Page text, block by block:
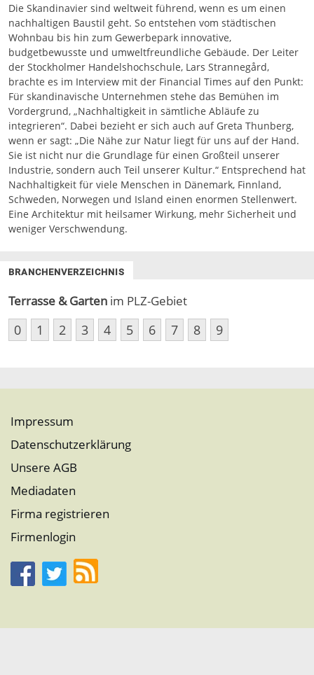
Die Skandinavier sind weltweit führend, wenn es um einen
nachhaltigen Baustil geht. So entstehen vom städtischen
Wohnbau bis hin zum Gewerbepark innovative,
budgetbewusste und umweltfreundliche Gebäude. Der Leiter
der Stockholmer Handelshochschule, Lars Strannegård,
brachte es im Interview mit der Financial Times auf den Punkt:
Für skandinavische Unternehmen stehe das Bemühen im
Vordergrund, „Nachhaltigkeit in sämtliche Abläufe zu
integrieren“. Dabei bezieht er sich auch auf Greta Thunberg,
wenn er sagt: „Die Nähe zur Natur liegt für uns auf der Hand.
Sie ist nicht nur die Grundlage für einen Großteil unserer
Industrie, sondern auch Teil unserer Kultur.“ Entsprechend hat
Nachhaltigkeit für viele Menschen in Dänemark, Finnland,
Schweden, Norwegen und Island einen enormen Stellenwert.
Eine Architektur mit heilsamer Wirkung, mehr Sicherheit und
weniger Verschwendung.
BRANCHENVERZEICHNIS
Terrasse & Garten im PLZ-Gebiet
0 1 2 3 4 5 6 7 8 9
Impressum
Datenschutzerklärung
Unsere AGB
Mediadaten
Firma registrieren
Firmenlogin